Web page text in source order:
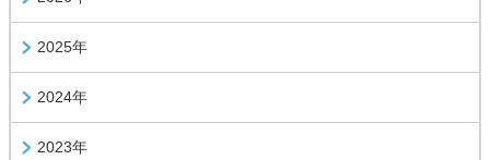
2025年
2024年
2023年